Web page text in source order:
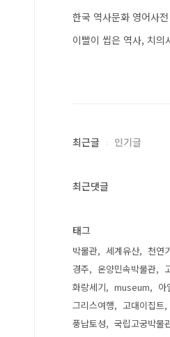
한국 역사문화 영어사전
이빨이 씹은 역사, 치의
최근글 인기글
최근댓글
태그
박물관 세계유산 천연
경주
온양민속박물관
화랑세기
museum 아
그리스여행
고대이집트
풍납토성
국립고궁박물